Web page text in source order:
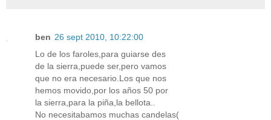
ben 26 sept 2010, 10:22:00
Lo de los faroles,para guiarse des
de la sierra,puede ser,pero vamos
que no era necesario.Los que nos
hemos movido,por los años 50 por
la sierra,para la piña,la bellota..
No necesitabamos muchas candelas(